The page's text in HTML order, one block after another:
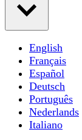
English
Français
Español
Deutsch
Português
Nederlands
Italiano